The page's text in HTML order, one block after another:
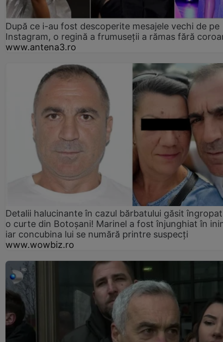
După ce i-au fost descoperite mesajele vechi de pe
Instagram, o regină a frumuseții a rămas fără
www.antena3.ro
Detalii halucinante în cazul bărbatului găsit
o curte din Botoșani! Marinel a fost înjunghiat în
iar concubina lui se numără printre suspecți
www.wowbiz.ro